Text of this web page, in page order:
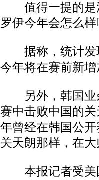
值得一提的是沉
罗伊今年会怎么样
据称，统计发
今年将在赛前新
另外， 韩国
赛中击败中国的
年曾经在韩国公
关天朗那样，在大
本报记者受美